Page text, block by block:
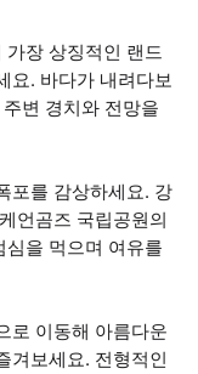
장 상징적인 랜드
요. 바다가 내려다보
변 경치와 전망을
포를 감상하세요. 강
언곰즈 국립공원의
을 먹으며 여유를
로 이동해 아름다운
겨보세요. 전형적인